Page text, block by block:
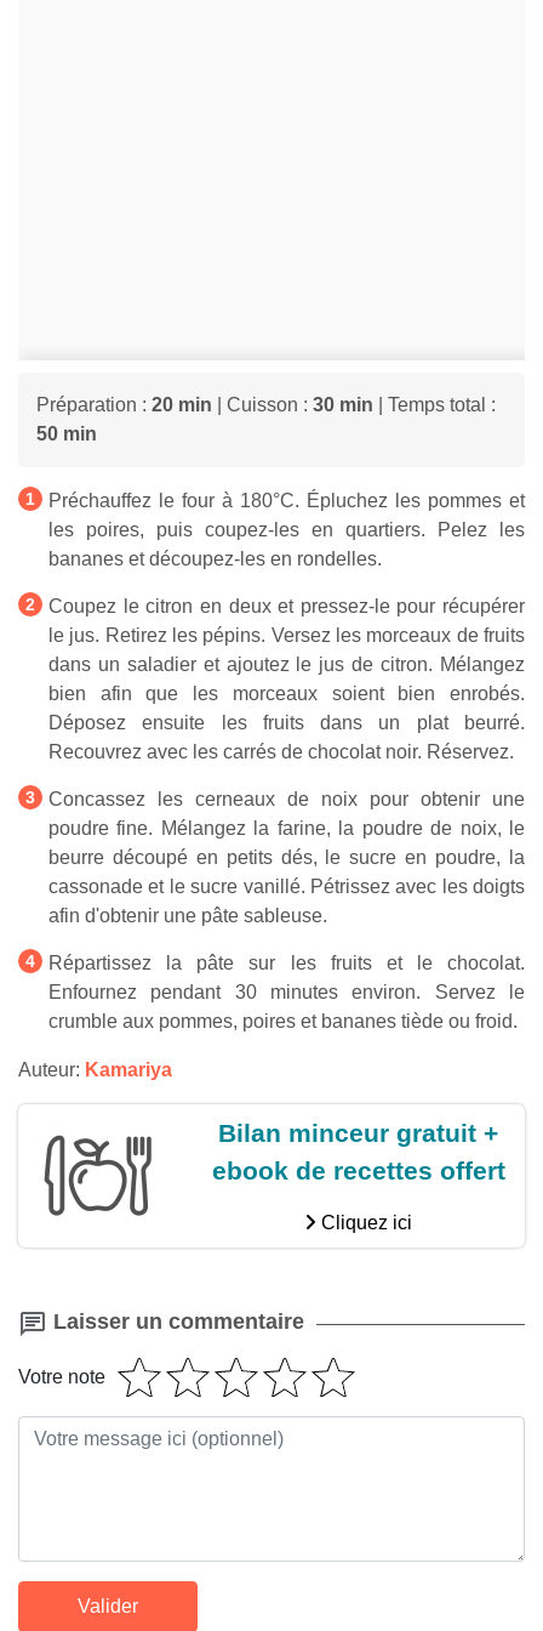
Préparation : 20 min | Cuisson : 30 min | Temps total :
50 min
Préchauffez le four à 180°C. Épluchez les pommes et
les poires, puis coupez-les en quartiers. Pelez les
bananes et découpez-les en rondelles.
Coupez le citron en deux et pressez-le pour récupérer
le jus. Retirez les pépins. Versez les morceaux de fruits
dans un saladier et ajoutez le jus de citron. Mélangez
bien afin que les morceaux soient bien enrobés.
Déposez ensuite les fruits dans un plat beurré.
Recouvrez avec les carrés de chocolat noir. Réservez.
Concassez les cerneaux de noix pour obtenir une
poudre fine. Mélangez la farine, la poudre de noix, le
beurre découpé en petits dés, le sucre en poudre, la
cassonade et le sucre vanillé. Pétrissez avec les doigts
afin d'obtenir une pâte sableuse.
Répartissez la pâte sur les fruits et le chocolat.
Enfournez pendant 30 minutes environ. Servez le
crumble aux pommes, poires et bananes tiède ou froid.
Auteur: Kamariya
Bilan minceur gratuit +
ebook de recettes offert
Cliquez ici
Laisser un commentaire
Votre note